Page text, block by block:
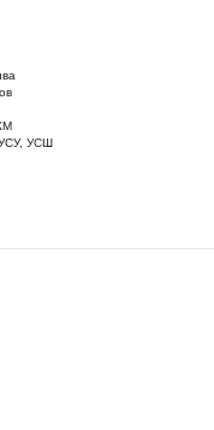
УСУ, УСШ